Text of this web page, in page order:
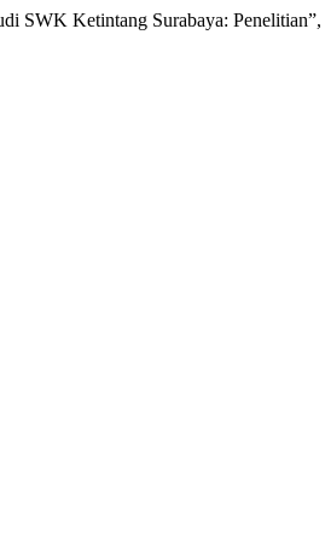
SWK Ketintang Surabaya: Penelitian”,